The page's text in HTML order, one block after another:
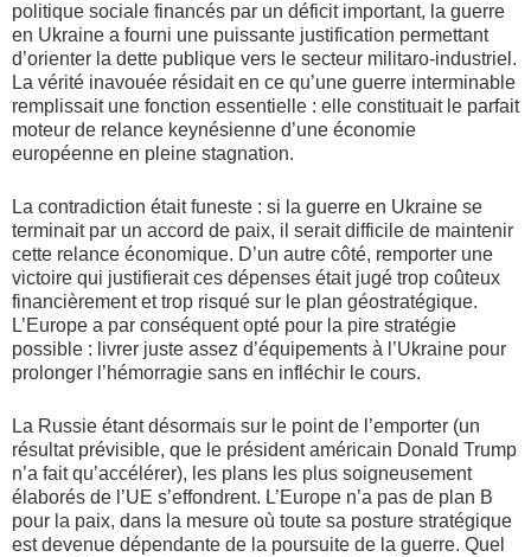
politique sociale financés par un déficit important, la guerre
en Ukraine a fourni une puissante justification permettant
d’orienter la dette publique vers le secteur militaro-industriel.
La vérité inavouée résidait en ce qu’une guerre interminable
remplissait une fonction essentielle : elle constituait le parfait
moteur de relance keynésienne d’une économie
européenne en pleine stagnation.
La contradiction était funeste : si la guerre en Ukraine se
terminait par un accord de paix, il serait difficile de maintenir
cette relance économique. D’un autre côté, remporter une
victoire qui justifierait ces dépenses était jugé trop coûteux
financièrement et trop risqué sur le plan géostratégique.
L’Europe a par conséquent opté pour la pire stratégie
possible : livrer juste assez d’équipements à l’Ukraine pour
prolonger l’hémorragie sans en infléchir le cours.
La Russie étant désormais sur le point de l’emporter (un
résultat prévisible, que le président américain Donald Trump
n’a fait qu’accélérer), les plans les plus soigneusement
élaborés de l’UE s’effondrent. L’Europe n’a pas de plan B
pour la paix, dans la mesure où toute sa posture stratégique
est devenue dépendante de la poursuite de la guerre. Quel